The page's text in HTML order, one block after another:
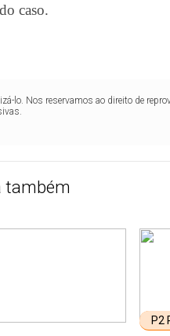
caso.
lo. Nos reservamos ao direito de
também
P2